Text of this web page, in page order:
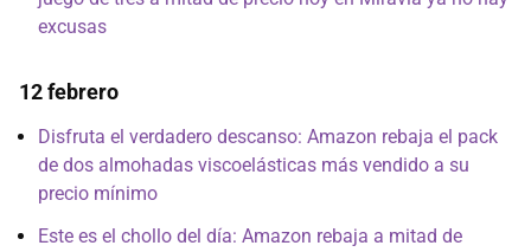
excusas
12 febrero
Disfruta el verdadero descanso: Amazon rebaja el pack
de dos almohadas viscoelásticas más vendido a su
precio mínimo
Este es el chollo del día: Amazon rebaja a mitad de